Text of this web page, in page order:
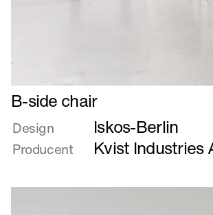
Læs
mere
om
B-
side
B-side chair
Design Iskos-Berlin
Producent Kvist Industries